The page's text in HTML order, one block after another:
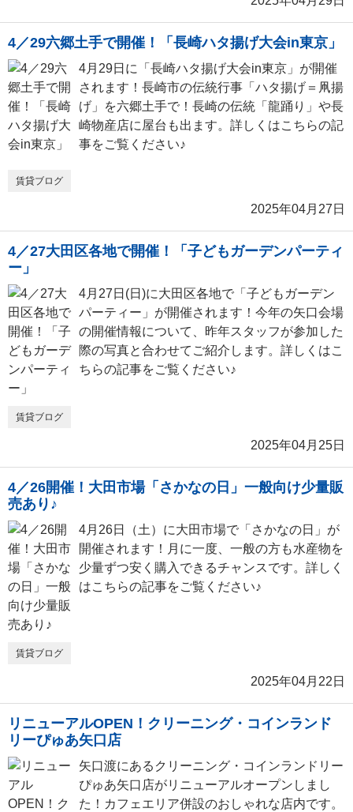
4／29六郷土手で開催！「長崎ハタ揚げ大会in東京」
4月29日に「長崎ハタ揚げ大会in東京」が開催
されます！長崎市の伝統行事「ハタ揚げ＝凧揚
げ」を六郷土手で！長崎の伝統「龍踊り」や長
崎物産店に屋台も出ます。詳しくはこちらの記
事をご覧ください♪
賃貸ブログ
2025年04月27日
4／27大田区各地で開催！「子どもガーデンパーティ
ー」
4月27日(日)に大田区各地で「子どもガーデン
パーティー」が開催されます！今年の矢口会場
の開催情報について、昨年スタッフが参加した
際の写真と合わせてご紹介します。詳しくはこ
ちらの記事をご覧ください♪
賃貸ブログ
2025年04月25日
4／26開催！大田市場「さかなの日」一般向け少量販
売あり♪
4月26日（土）に大田市場で「さかなの日」が
開催されます！月に一度、一般の方も水産物を
少量ずつ安く購入できるチャンスです。詳しく
はこちらの記事をご覧ください♪
賃貸ブログ
2025年04月22日
リニューアルOPEN！クリーニング・コインランド
リーぴゅあ矢口店
矢口渡にあるクリーニング・コインランドリー
ぴゅあ矢口店がリニューアルオープンしまし
た！カフェエリア併設のおしゃれな店内です。